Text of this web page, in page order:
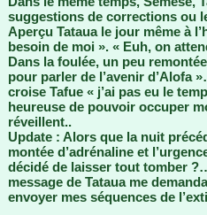
suggestions de corrections ou
Aperçu Tataua le jour même à
besoin de moi ». « Euh, on
Dans la foulée, un peu
pour parler de l’avenir d’Alofa
croise Tafue « j’ai pas eu le
heureuse de pouvoir occuper
réveillent..
Update : Alors que la nuit
montée d’adrénaline et
décidé de laisser tout tomber
message de Tataua me
envoyer mes séquences de